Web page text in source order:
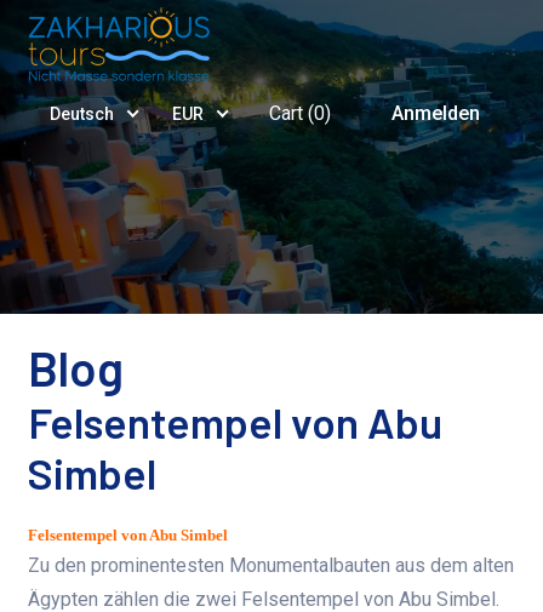
Deutsch EUR Cart (0) Anmelden
Blog
Felsentempel von Abu
Simbel
Felsentempel von Abu Simbel
Zu den prominentesten Monumentalbauten aus dem alten
Ägypten zählen die zwei Felsentempel von Abu Simbel.